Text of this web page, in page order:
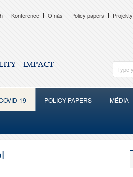
Konference O nás Policy papers Projekty
19 POLICY PAPERS MÉDIA